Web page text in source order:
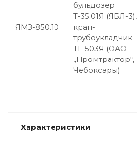
ЯМЗ-850.10
бульдозер
Т-35.01Я (ЯБЛ-3),
кран-
трубоукладчик
ТГ-503Я (ОАО
„Промтрактор“,
Чебоксары)
Характеристики